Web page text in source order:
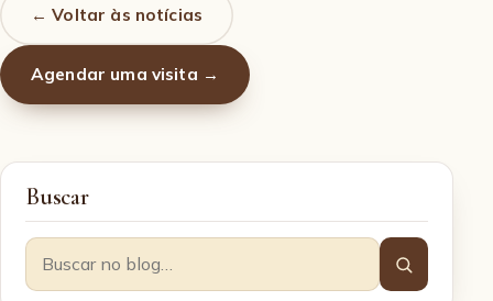
← Voltar às notícias
Agendar uma visita →
Buscar